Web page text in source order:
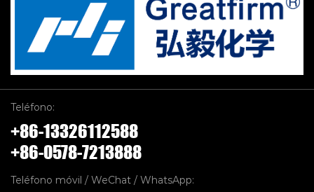
Teléfono:
+86-13326112588
+86-0578-7213888
Teléfono móvil / WeChat / WhatsApp: